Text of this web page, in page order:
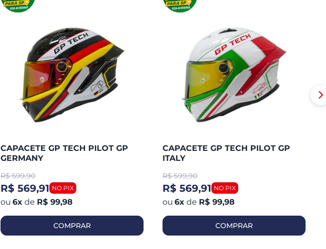
CAPACETE GP TECH PILOT GP
GERMANY
R$ 599,90
R$ 569,91
6x de R$ 99,98
COMPRAR
CAPACETE GP TECH PILOT GP
ITALY
R$ 599,90
R$ 569,91
6x de R$ 99,98
COMPRAR